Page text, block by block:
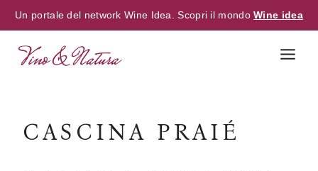
Un portale del network Wine Idea. Scopri il mondoWine idea
CASCINA PRAIÉ